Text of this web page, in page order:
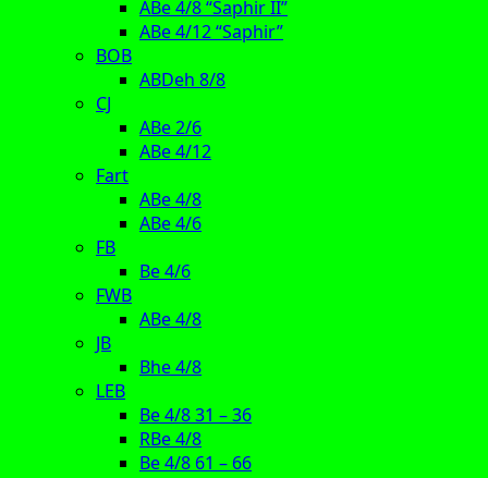
ABe 4/8 “Saphir II”
ABe 4/12 “Saphir”
BOB
ABDeh 8/8
CJ
ABe 2/6
ABe 4/12
Fart
ABe 4/8
ABe 4/6
FB
Be 4/6
FWB
ABe 4/8
JB
Bhe 4/8
LEB
Be 4/8 31 – 36
RBe 4/8
Be 4/8 61 – 66